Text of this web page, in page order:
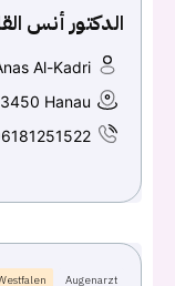
الدكتور أنس
Al-Kadri
Hanau
Augenarzt